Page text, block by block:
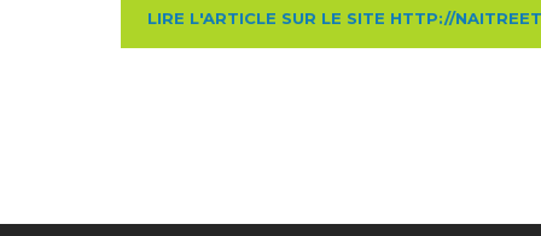
LIRE L'ARTICLE SUR LE SITE HTTP://